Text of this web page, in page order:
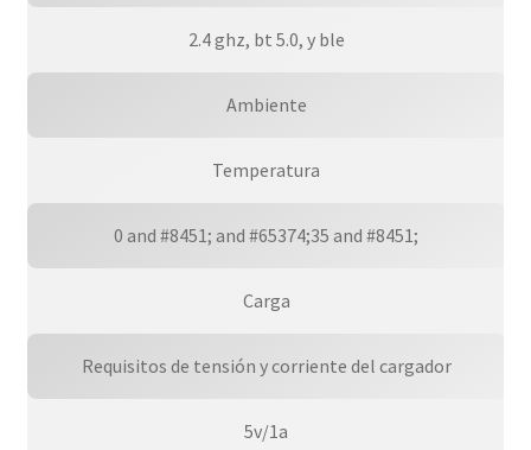
2.4 ghz, bt 5.0, y ble
Ambiente
Temperatura
0 and #8451; and #65374;35 and #8451;
Carga
Requisitos de tensión y corriente del cargador
5v/1a